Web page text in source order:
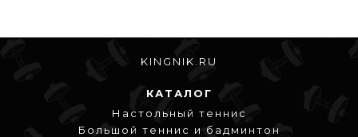
KINGNIK.RU
КАТАЛОГ
Настольный теннис
Большой теннис и бадминтон